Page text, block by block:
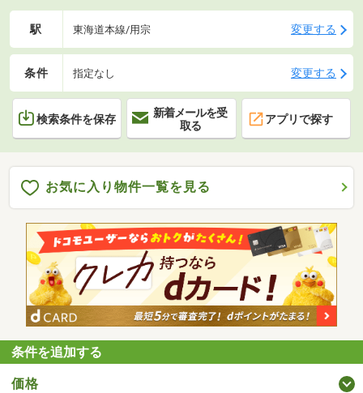
駅 東海道本線/用宗 変更する
条件 指定なし 変更する
検索条件を保存
新着メールを受
取る
アプリで探す
お気に入り物件一覧を見る
条件を追加する
価格